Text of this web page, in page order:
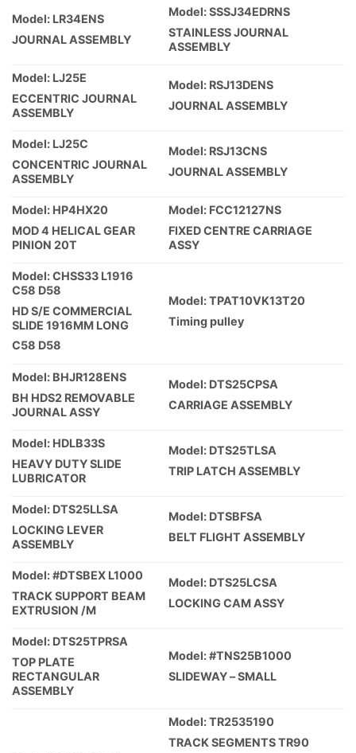
Model: LR34ENS
JOURNAL ASSEMBLY
Model: SSSJ34EDRNS
STAINLESS JOURNAL
ASSEMBLY
Model: LJ25E
ECCENTRIC JOURNAL
ASSEMBLY
Model: RSJ13DENS
JOURNAL ASSEMBLY
Model: LJ25C
CONCENTRIC JOURNAL
ASSEMBLY
Model: RSJ13CNS
JOURNAL ASSEMBLY
Model: HP4HX20
MOD 4 HELICAL GEAR
PINION 20T
Model: FCC12127NS
FIXED CENTRE CARRIAGE
ASSY
Model: CHSS33 L1916
C58 D58
HD S/E COMMERCIAL
SLIDE 1916MM LONG
C58 D58
Model: TPAT10VK13T20
Timing pulley
Model: BHJR128ENS
BH HDS2 REMOVABLE
JOURNAL ASSY
Model: DTS25CPSA
CARRIAGE ASSEMBLY
Model: HDLB33S
HEAVY DUTY SLIDE
LUBRICATOR
Model: DTS25TLSA
TRIP LATCH ASSEMBLY
Model: DTS25LLSA
LOCKING LEVER
ASSEMBLY
Model: DTSBFSA
BELT FLIGHT ASSEMBLY
Model: #DTSBEX L1000
TRACK SUPPORT BEAM
EXTRUSION /M
Model: DTS25LCSA
LOCKING CAM ASSY
Model: DTS25TPRSA
TOP PLATE
RECTANGULAR
ASSEMBLY
Model: #TNS25B1000
SLIDEWAY – SMALL
Model: TR2535190
TRACK SEGMENTS TR90